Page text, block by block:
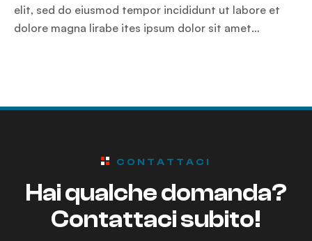
elit, sed do eiusmod tempor incididunt ut labore et
dolore magna lirabe ites ipsum dolor sit amet…
CONTATTACI
Hai qualche domanda?
Contattaci subito!